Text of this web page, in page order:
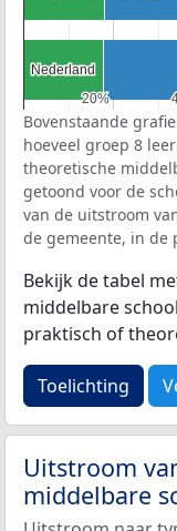
20%
20%
Nederland
Nederland
Bovenstaande
hoeveel groep 8
theoretische
getoond voor de
van de uitstroom
de gemeente, in de
Bekijk de tabel
middelbare
praktisch of
Toelichting
Uitstroom
middelbare